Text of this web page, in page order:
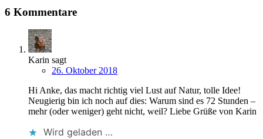
6 Kommentare
Karin sagt
26. Oktober 2018
Hi Anke, das macht richtig viel Lust auf Natur, tolle Idee!
Neugierig bin ich noch auf dies: Warum sind es 72 Stunden –
mehr (oder weniger) geht nicht, weil? Liebe Grüße von Karin
Wird geladen …